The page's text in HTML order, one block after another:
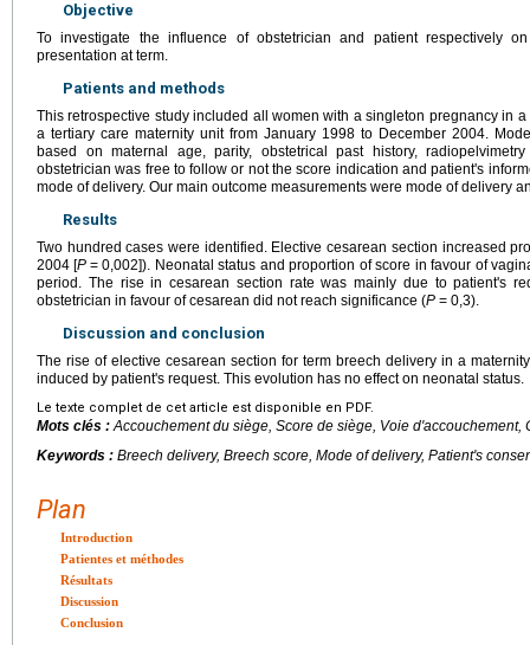
Objective
To investigate the influence of obstetrician and patient respectively
presentation at term.
Patients and methods
This retrospective study included all women with a singleton pregnancy in
a tertiary care maternity unit from January 1998 to December 2004.
based on maternal age, parity, obstetrical past history,
obstetrician was free to follow or not the score indication and patient's
mode of delivery. Our main outcome measurements were mode of delivery
Results
Two hundred cases were identified. Elective cesarean section increased
2004 [P = 0,002]). Neonatal status and proportion of score in favour of
period. The rise in cesarean section rate was mainly due to patient's
obstetrician in favour of cesarean did not reach significance (P = 0,3).
Discussion and conclusion
The rise of elective cesarean section for term breech delivery in a
induced by patient's request. This evolution has no effect on neonatal status.
Le texte complet de cet article est disponible en PDF.
Mots clés :Accouchement du siège, Score de siège, Voie d'accouchement,
Keywords : Breech delivery, Breech score, Mode of delivery, Patient's
Plan
Introduction
Patientes et méthodes
Résultats
Discussion
Conclusion